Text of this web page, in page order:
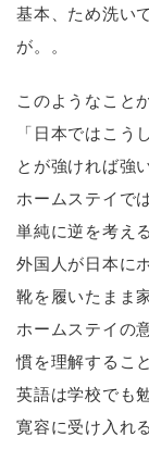
基本、ため洗い
が。。
このようなこと
「日本ではこう
とが強ければ強
ホームステイで
単純に逆を考え
外国人が日本に
靴を履いたまま
ホームステイの
慣を理解するこ
英語は学校でも
寛容に受け入れ